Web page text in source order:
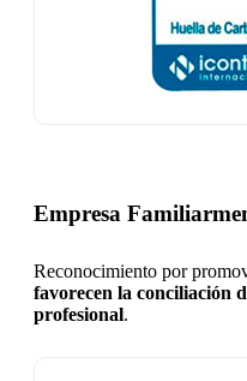
Empresa
Reconocimiento por
favorecen la conciliación
profesional.